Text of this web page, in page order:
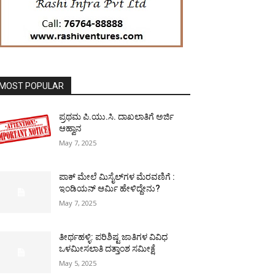
POPULAR
ಪ್ರಥಮ ಪಿ.ಯು.ಸಿ. ದಾಖಲಾತಿಗೆ ಅರ್ಜಿ
ಆಹ್ವಾನ
May 7, 2025
ಪಾಕ್​ ಮೇಲೆ ಮಿಸೈಲ್​ಗಳ ಮೆರವಣಿಗೆ :
ಇಂಡಿಯನ್ ಆರ್ಮಿ ಹೇಳಿದ್ದೇನು?
May 7, 2025
ತೀರ್ಥಹಳ್ಳಿ: ಪರಿಶಿಷ್ಟ ಜಾತಿಗಳ ವಿವಿಧ
ಒಳಮೀಸಲಾತಿ ದತ್ತಾಂಶ ಸಮೀಕ್ಷೆ
May 5, 2025